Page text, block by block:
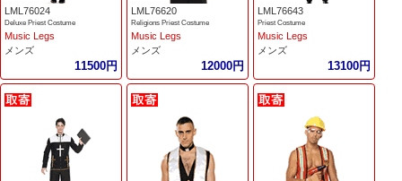
LML76024
Deluxe Priest Costume
Music Legs
メンズ
11500円
LML76620
Religions Priest Costume
Music Legs
メンズ
12000円
LML76643
Priest Costume
Music Legs
メンズ
13100円